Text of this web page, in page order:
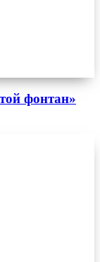
фонтан»